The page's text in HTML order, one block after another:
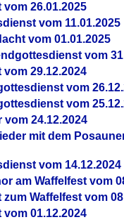
26.01.2025
vom 11.01.2025
vom 01.01.2025
vom
29.12.2024
vom
vom
24.12.2024
mit dem
vom 14.12.2024
am Waffelfest vom
Waffelfest vom
01.12.2024